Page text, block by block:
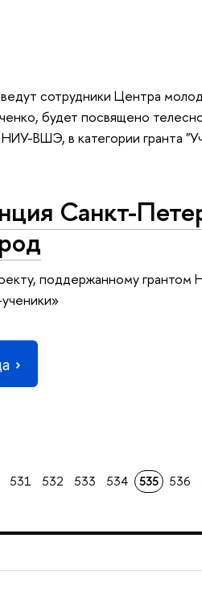
сотрудники Центра
будет посвящено
ВШЭ, в категории гранта
Санкт-
поддержанному
531 532 533 534 535 536